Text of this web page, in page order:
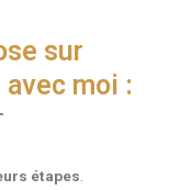
sur
moi :
étapes.